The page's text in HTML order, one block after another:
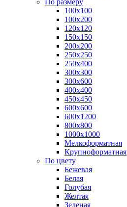
По размеру
100х100
100х200
120х120
150х150
200х200
250х250
250х400
300х300
300х600
400х400
450х450
600х600
600х1200
800х800
1000х1000
Мелкоформатная
Крупноформатная
По цвету
Бежевая
Белая
Голубая
Желтая
Зеленая